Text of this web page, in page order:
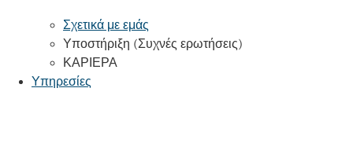
Σχετικά με εμάς
Υποστήριξη (Συχνές ερωτήσεις)
ΚΑΡΙΕΡΑ
Υπηρεσίες